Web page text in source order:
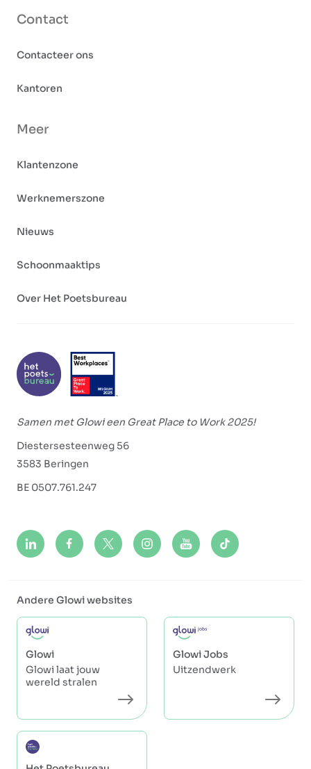
Samen met Glowi een Great Place to Work 2025!
Diestersesteenweg 56
3583 Beringen
BE 0507.761.247
Contact
Contacteer ons
Kantoren
Meer
Klantenzone
Werknemerszone
Nieuws
Schoonmaaktips
Over Het Poetsbureau
Andere Glowi websites
Glowi
Glowi laat jouw
wereld stralen
Glowi Jobs
Uitzendwerk